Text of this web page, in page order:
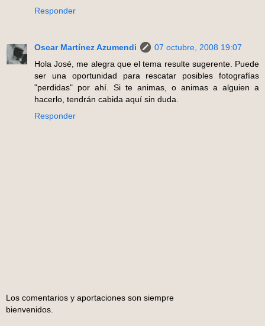
Responder
Oscar Martínez Azumendi
07 octubre, 2008 19:07
Hola José, me alegra que el tema resulte sugerente. Puede
ser una oportunidad para rescatar posibles fotografías
"perdidas" por ahí. Si te animas, o animas a alguien a
hacerlo, tendrán cabida aquí sin duda.
Responder
Los comentarios y aportaciones son siempre
bienvenidos.